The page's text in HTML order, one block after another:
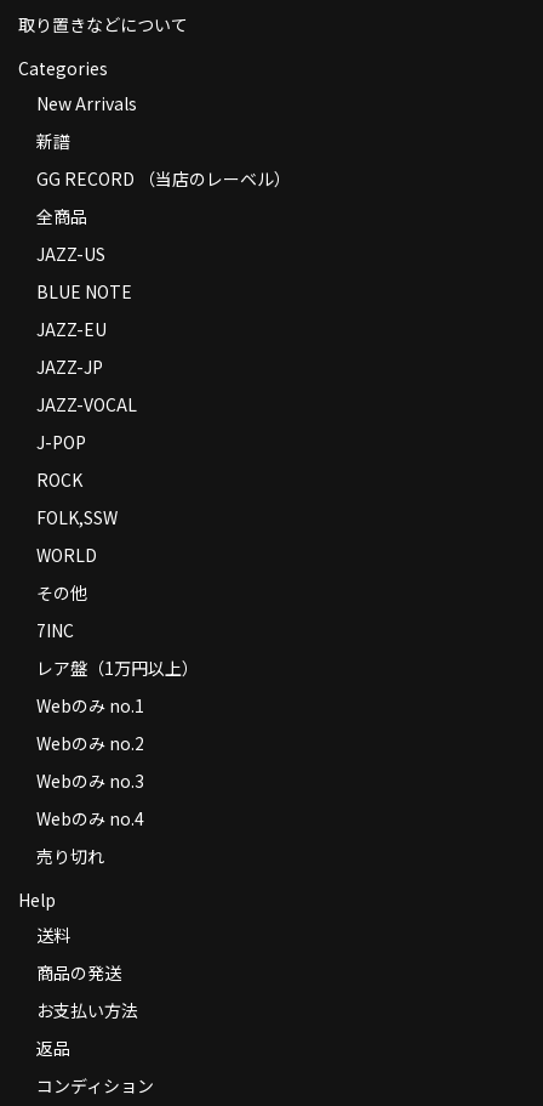
取り置きなどについて
Categories
New Arrivals
新譜
GG RECORD （当店のレーベル）
全商品
JAZZ-US
BLUE NOTE
JAZZ-EU
JAZZ-JP
JAZZ-VOCAL
J-POP
ROCK
FOLK,SSW
WORLD
その他
7INC
レア盤（1万円以上）
Webのみ no.1
Webのみ no.2
Webのみ no.3
Webのみ no.4
売り切れ
Help
送料
商品の発送
お支払い方法
返品
コンディション